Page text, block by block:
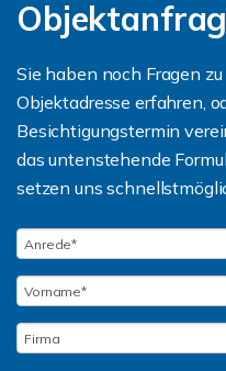
Sie haben noch Fragen
Objektadresse erfahren,
Besichtigungstermin
das untenstehende
setzen uns